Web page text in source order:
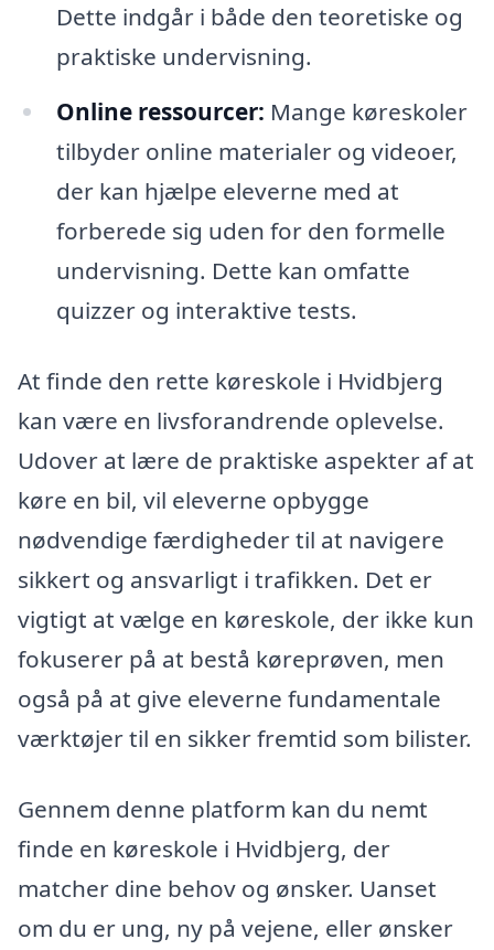
Dette indgår i både den teoretiske og
praktiske undervisning.
Online ressourcer: Mange køreskoler
tilbyder online materialer og videoer,
der kan hjælpe eleverne med at
forberede sig uden for den formelle
undervisning. Dette kan omfatte
quizzer og interaktive tests.
At finde den rette køreskole i Hvidbjerg
kan være en livsforandrende oplevelse.
Udover at lære de praktiske aspekter af at
køre en bil, vil eleverne opbygge
nødvendige færdigheder til at navigere
sikkert og ansvarligt i trafikken. Det er
vigtigt at vælge en køreskole, der ikke kun
fokuserer på at bestå køreprøven, men
også på at give eleverne fundamentale
værktøjer til en sikker fremtid som bilister.
Gennem denne platform kan du nemt
finde en køreskole i Hvidbjerg, der
matcher dine behov og ønsker. Uanset
om du er ung, ny på vejene, eller ønsker